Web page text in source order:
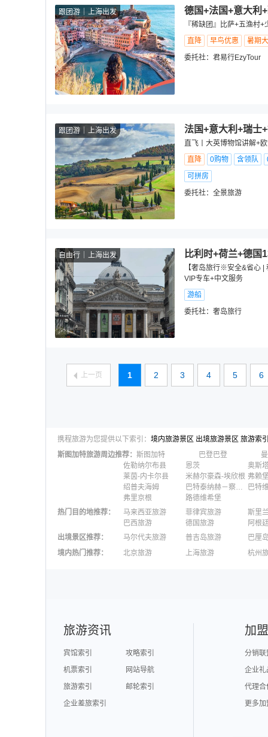
跟团游 上海出发 德国+法国+意大利
『稀缺团』比萨+五渔村
直降
早鸟优惠
暑期
委托社： 君易行EzyTour
跟团游 上海出发 法国+意大利+瑞士
直飞丨大英博物馆讲解+
直降
0购物 含领队
可拼房
委托社： 全景旅游
自由行 上海出发 比利时+荷兰+德国
【奢岛旅行※安全&省心
VIP专车+中文服务
游船
委托社： 奢岛旅行
上一页 1 2 3 4 5 6
携程旅游为您提供以下索引： 境内旅游景区 出境旅游景区 旅游索
斯图加特旅游周边推荐： 斯图加特 巴登巴登
佐勒纳尔布县
恩茨
奥斯
莱茵-内卡尔县
米赫尔豪森-埃欣根 弗赖
绍普夫海姆
巴特泰纳赫－察弗尔施泰因
巴特
弗里京根
路德维希堡
热门目的地推荐： 马来西亚旅游 菲律宾旅游
斯里
巴西旅游
德国旅游
阿根
出境景区推荐： 马尔代夫旅游 普吉岛旅游
巴厘
澳大利亚旅游
毛里求斯旅游
苏梅
境内热门推荐： 北京旅游 上海旅游
杭州
旅游资讯
宾馆索引
攻略索引
机票索引
网站导航
旅游索引
邮轮索引
企业差旅索引
加
分销联
企业礼
代理合
更多